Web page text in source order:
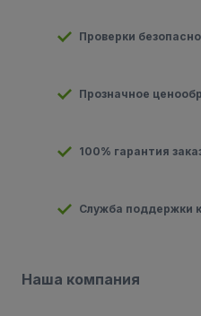
Проверки
Прозначное
100% гарантия
Служба поддержки
Наша компания